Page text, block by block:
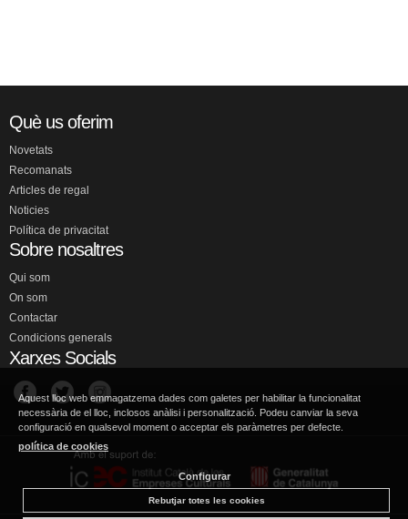
Què us oferim
Novetats
Recomanats
Articles de regal
Noticies
Política de privacitat
Sobre nosaltres
Qui som
On som
Contactar
Condicions generals
Xarxes Socials
Aquest lloc web emmagatzema dades com galetes per habilitar la funcionalitat
necessària de el lloc, inclosos anàlisi i personalització. Podeu canviar la seva
configuració en qualsevol moment o acceptar els paràmetres per defecte.
política de cookies
Configurar
Rebutjar totes les cookies